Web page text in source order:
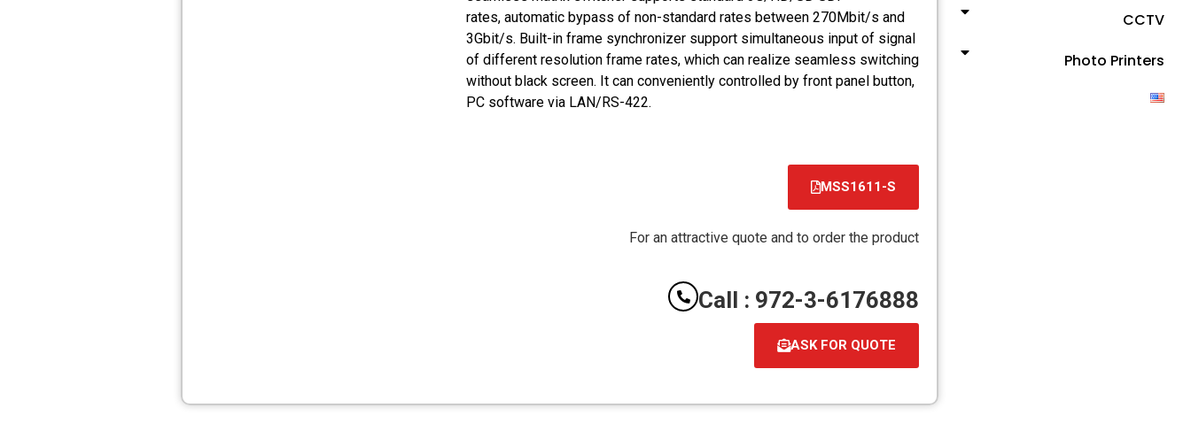
CCTV
Photo Printers
rates, automatic bypass of non-standard rates between 270Mbit/s and
3Gbit/s. Built-in frame synchronizer support simultaneous input of signal
of different resolution frame rates, which can realize seamless switching
without black screen. It can conveniently controlled by front panel button,
PC software via LAN/RS-422.
MSS1611-S
קובץ
PDF
For an attractive quote and to order the product
Call : 972-3-6176888
ASK FOR QUOTE